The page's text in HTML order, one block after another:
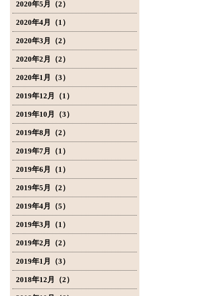
2020年5月（2）
2020年4月（1）
2020年3月（2）
2020年2月（2）
2020年1月（3）
2019年12月（1）
2019年10月（3）
2019年8月（2）
2019年7月（1）
2019年6月（1）
2019年5月（2）
2019年4月（5）
2019年3月（1）
2019年2月（2）
2019年1月（3）
2018年12月（2）